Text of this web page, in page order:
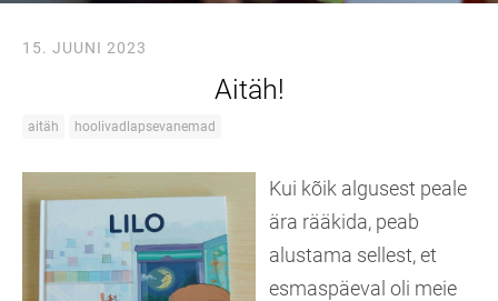
15. JUUNI 2023
Aitäh!
aitäh hoolivadlapsevanemad
Kui kõik algusest peale
ära rääkida, peab
alustama sellest, et
esmaspäeval oli meie